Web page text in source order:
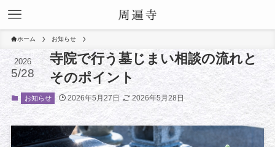
ホーム お知らせ
寺院で行う墓じまい相談の流れと
そのポイント
2026
5/28
お知らせ 2026年5月27日 2026年5月28日